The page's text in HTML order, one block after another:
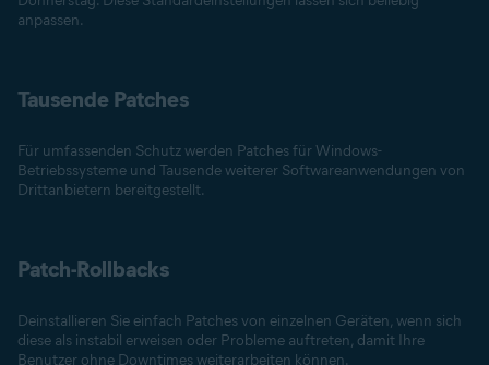
anpassen.
Tausende Patches
Für umfassenden Schutz werden Patches für Windows-
Betriebssysteme und Tausende weiterer Softwareanwendungen von
Drittanbietern bereitgestellt.
Patch-Rollbacks
Deinstallieren Sie einfach Patches von einzelnen Geräten, wenn sich
diese als instabil erweisen oder Probleme auftreten, damit Ihre
Benutzer ohne Downtimes weiterarbeiten können.